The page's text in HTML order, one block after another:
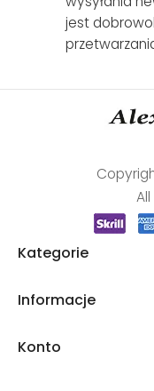
jest
Kategorie
Informacje
Konto